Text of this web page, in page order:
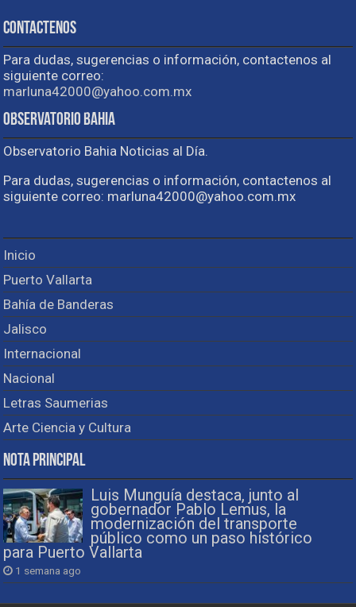
Contactenos
Para dudas, sugerencias o información, contactenos al
siguiente correo:
marluna42000@yahoo.com.mx
Observatorio Bahia
Observatorio Bahia Noticias al Día.
Para dudas, sugerencias o información, contactenos al
siguiente correo: marluna42000@yahoo.com.mx
Inicio
Puerto Vallarta
Bahía de Banderas
Jalisco
Internacional
Nacional
Letras Saumerias
Arte Ciencia y Cultura
Nota Principal
Luis Munguía destaca, junto al
gobernador Pablo Lemus, la
modernización del transporte
público como un paso histórico
para Puerto Vallarta
1 semana ago